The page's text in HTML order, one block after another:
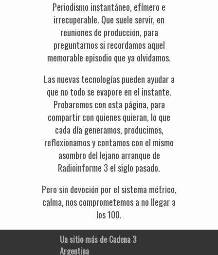
Periodismo instantáneo, efímero e
irrecuperable. Que suele servir, en
reuniones de producción, para
preguntarnos si recordamos aquel
memorable episodio que ya olvidamos.
Las nuevas tecnologías pueden ayudar a
que no todo se evapore en el instante.
Probaremos con esta página, para
compartir con quienes quieran, lo que
cada día generamos, producimos,
reflexionamos y contamos con el mismo
asombro del lejano arranque de
Radioinforme 3 el siglo pasado.
Pero sin devoción por el sistema métrico,
calma, nos comprometemos a no llegar a
los 100.
Un sitio más de Cadena 3
Argentina